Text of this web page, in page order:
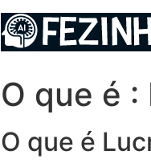
O que é
O que é